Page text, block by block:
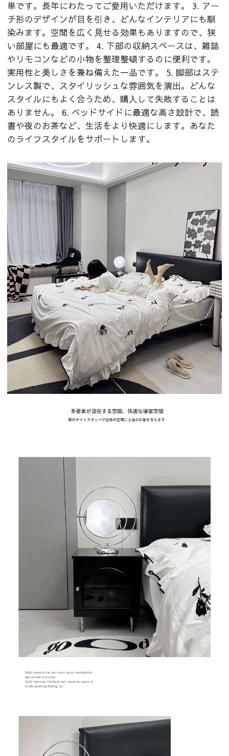
単です。長年にわたってご愛用いただけます。 3. アー
チ形のデザインが目を引き、どんなインテリアにも馴
染みます。空間を広く見せる効果もありますので、狭
い部屋にも最適です。 4. 下部の収納スペースは、雑誌
やリモコンなどの小物を整理整頓するのに便利です。
実用性と美しさを兼ね備えた一品です。 5. 脚部はステ
ンレス製で、スタイリッシュな雰囲気を演出。どんな
スタイルにもよく合うため、購入して失敗することは
ありません。 6. ベッドサイドに最適な高さ設計で、読
書や夜のお茶など、生活をより快適にします。あなた
のライフスタイルをサポートします。